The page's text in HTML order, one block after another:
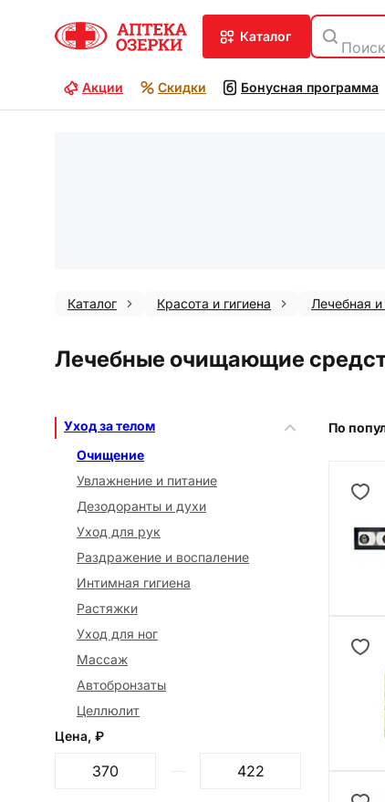
каталог
Акции Скидки Бонусная программа
Каталог Красота и гигиена Лечебная
Лечебные очищающие
Уход за телом
Очищение
Увлажнение и питание
Дезодоранты и духи
Уход для рук
Раздражение и воспаление
Интимная гигиена
Растяжки
Уход для ног
Массаж
Автобронзаты
Целлюлит
Цена, ₽
По